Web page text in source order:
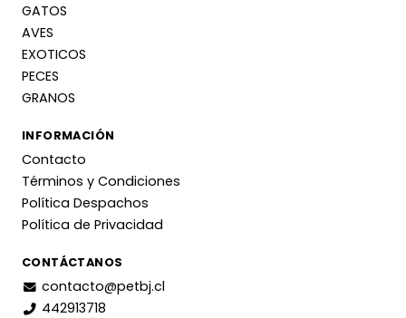
GATOS
AVES
EXOTICOS
PECES
GRANOS
INFORMACIÓN
Contacto
Términos y Condiciones
Política Despachos
Política de Privacidad
CONTÁCTANOS
contacto@petbj.cl
442913718